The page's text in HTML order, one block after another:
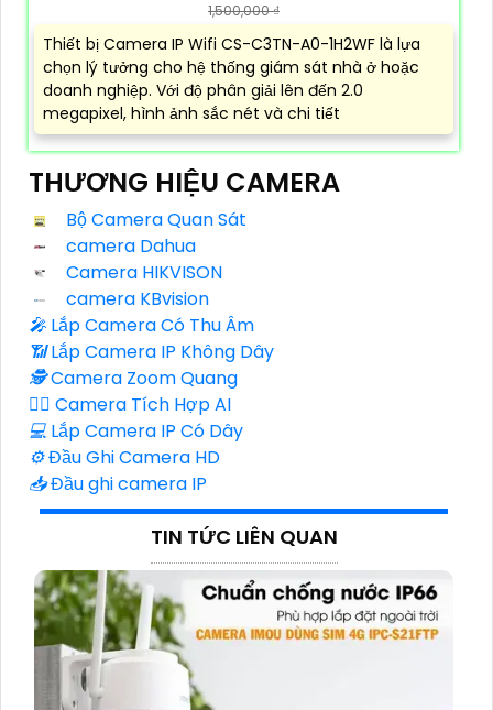
1,500,000 ₫
Thiết bị Camera IP Wifi CS-C3TN-A0-1H2WF là lựa
chọn lý tưởng cho hệ thống giám sát nhà ở hoặc
doanh nghiệp. Với độ phân giải lên đến 2.0
megapixel, hình ảnh sắc nét và chi tiết
THƯƠNG HIỆU CAMERA
Bộ Camera Quan Sát
camera Dahua
Camera HIKVISON
camera KBvision
️🎤️ Lắp Camera Có Thu Âm
📶Lắp Camera IP Không Dây
🕵️Camera Zoom Quang
🧛‍♀️ Camera Tích Hợp AI
💻 Lắp Camera IP Có Dây
⚙️Đầu Ghi Camera HD
📥Đầu ghi camera IP
TIN TỨC LIÊN QUAN